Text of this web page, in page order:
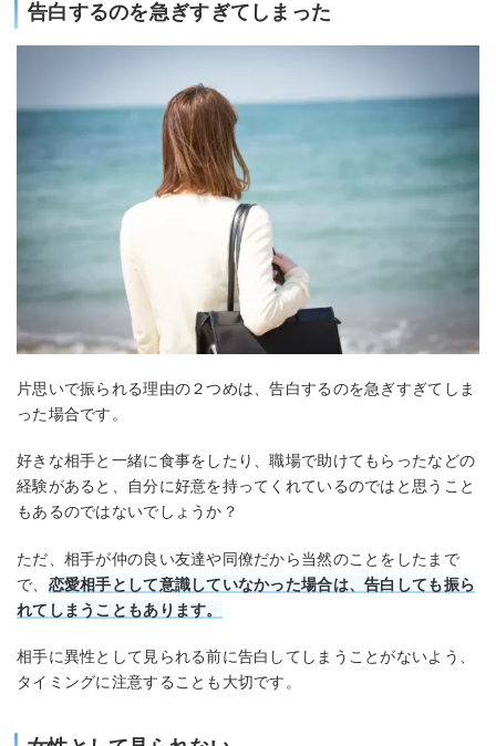
告白するのを急ぎすぎてしまった
片思いで振られる理由の２つめは、告白するのを急ぎすぎてしま
った場合です。
好きな相手と一緒に食事をしたり、職場で助けてもらったなどの
経験があると、自分に好意を持ってくれているのではと思うこと
もあるのではないでしょうか？
ただ、相手が仲の良い友達や同僚だから当然のことをしたまで
で、 恋愛相手として意識していなかった場合は、告白しても振ら
れてしまうこともあります。
相手に異性として見られる前に告白してしまうことがないよう、
タイミングに注意することも大切です。